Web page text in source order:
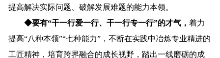
提高解决实际问题、破解发展难题的能力本领。
◆要有“干一行爱一行、干一行专一行”的才气，着力
提高“八种本领”“七种能力”，不断在实践中冶炼专业精进的
工匠精神，培育跨界融合的成长视野，踏出一线磨砺的成